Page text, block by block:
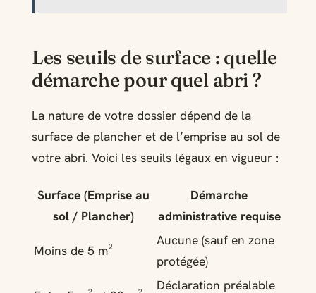
Les seuils de surface : quelle
démarche pour quel abri ?
La nature de votre dossier dépend de la
surface de plancher et de l’emprise au sol de
votre abri. Voici les seuils légaux en vigueur :
Surface (Emprise au
sol / Plancher)
Démarche
administrative requise
Moins de 5 m²
Aucune (sauf en zone
protégée)
Déclaration préalable